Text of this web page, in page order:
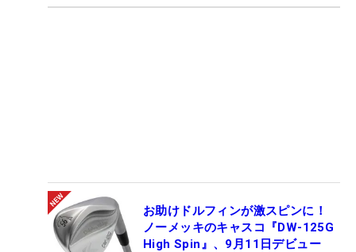
お助けドルフィンが激スピンに！
ノーメッキのキャスコ『DW-125G
High Spin』、9月11日デビュー